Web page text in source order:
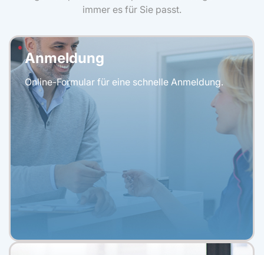
immer es für Sie passt.
Anmeldung
Online-Formular für eine schnelle Anmeldung.